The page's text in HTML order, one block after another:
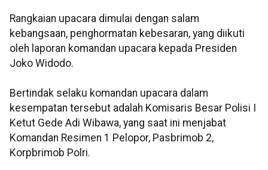
Rangkaian upacara dimulai dengan salam
kebangsaan, penghormatan kebesaran, yang diikuti
oleh laporan komandan upacara kepada Presiden
Joko Widodo.
Bertindak selaku komandan upacara dalam
kesempatan tersebut adalah Komisaris Besar Polisi I
Ketut Gede Adi Wibawa, yang saat ini menjabat
Komandan Resimen 1 Pelopor, Pasbrimob 2,
Korpbrimob Polri.